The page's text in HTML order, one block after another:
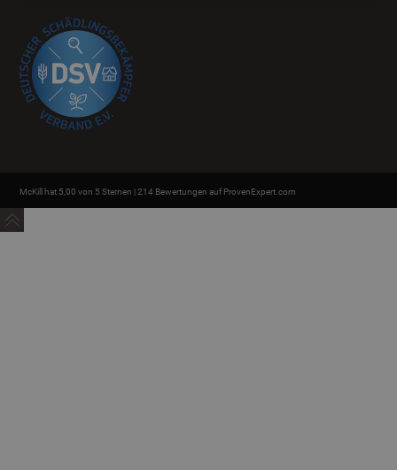
McKill hat 5,00 von 5 Sternen | 214 Bewertungen auf ProvenExpert.com